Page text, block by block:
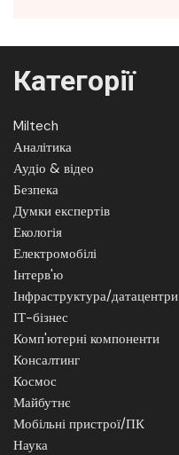
Категорії
Miltech
Аналітика
Аудіо & відео
Безпека
Думки експертів
Екологія
Електромобілі
Інтерв'ю
Інфраструктура/датацентри
ІТ-бізнес
Комп'ютерні компоненти
Консалтинг
Космос
Майбутнє
Мобільні пристрої/ПК
Наука